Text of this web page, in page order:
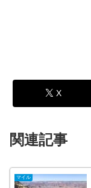
X
関連記事
マイル